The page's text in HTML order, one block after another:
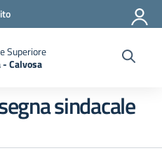
Superiore
Calvosa
iniziale della scuola
sindacale